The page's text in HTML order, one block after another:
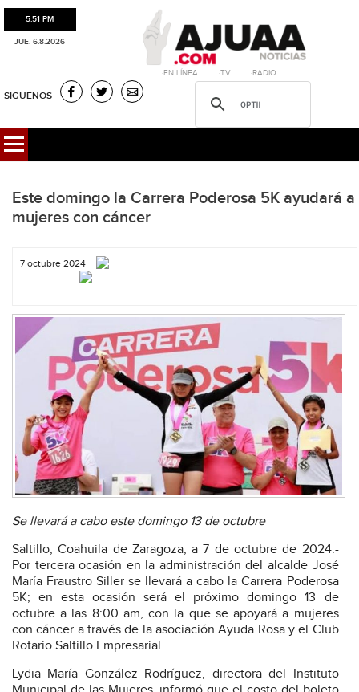
5:51 PM
JUE. 6.8.2026
·EN LÍNEA. ·T.V. ·RADIO
SIGUENOS
Este domingo la Carrera Poderosa 5K ayudará a
mujeres con cáncer
7 octubre 2024
Se llevará a cabo este domingo 13 de octubre
Saltillo, Coahuila de Zaragoza, a 7 de octubre de 2024.-
Por tercera ocasión en la administración del alcalde José
María Fraustro Siller se llevará a cabo la Carrera Poderosa
5K; en esta ocasión será el próximo domingo 13 de
octubre a las 8:00 am, con la que se apoyará a mujeres
con cáncer a través de la asociación Ayuda Rosa y el Club
Rotario Saltillo Empresarial.
Lydia María González Rodríguez, directora del Instituto